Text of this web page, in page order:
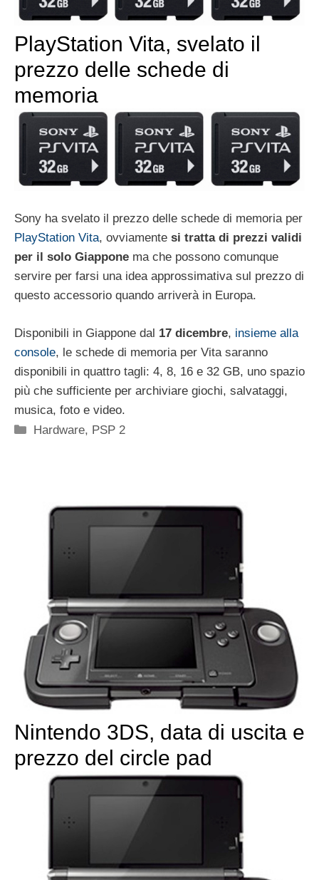
PlayStation Vita, svelato il
prezzo delle schede di
memoria
Sony ha svelato il prezzo delle schede di memoria per
PlayStation Vita, ovviamente si tratta di prezzi validi
per il solo Giappone ma che possono comunque
servire per farsi una idea approssimativa sul prezzo di
questo accessorio quando arriverà in Europa.
Disponibili in Giappone dal 17 dicembre, insieme alla
console, le schede di memoria per Vita saranno
disponibili in quattro tagli: 4, 8, 16 e 32 GB, uno spazio
più che sufficiente per archiviare giochi, salvataggi,
musica, foto e video.
Categorie
Hardware, PSP 2
Nintendo 3DS, data di uscita e
prezzo del circle pad